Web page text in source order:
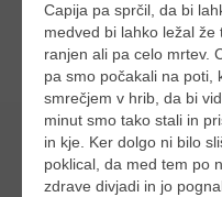
Capija pa sprčil, da bi
medved bi lahko ležal
ranjen ali pa celo mrtev.
pa smo počakali na poti,
smrečjem v hrib, da bi
minut smo tako stali in
in kje. Ker dolgo ni bilo
poklical, da med tem po
zdrave divjadi in jo